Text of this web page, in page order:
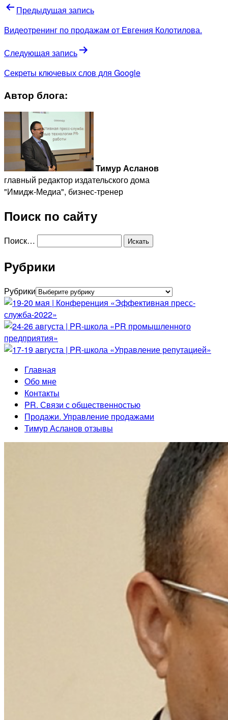
Предыдущая запись
Видеотренинг по продажам от Евгения Колотилова.
Следующая запись
Секреты ключевых слов для Google
Автор блога:
Тимур Асланов
главный редактор издательского дома
"Имидж-Медиа", бизнес-тренер
Поиск по сайту
Поиск…
Рубрики
Рубрики
Главная
Обо мне
Контакты
PR. Связи с общественностью
Продажи. Управление продажами
Тимур Асланов отзывы